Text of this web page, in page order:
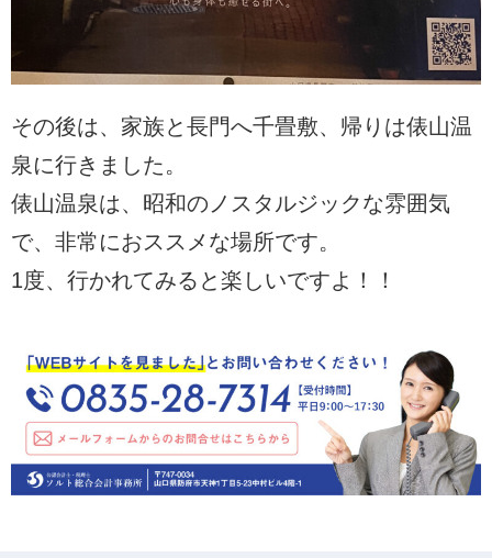
その後は、家族と長門へ千畳敷、帰りは俵山温
泉に行きました。
俵山温泉は、昭和のノスタルジックな雰囲気
で、非常におススメな場所です。
1度、行かれてみると楽しいですよ！！